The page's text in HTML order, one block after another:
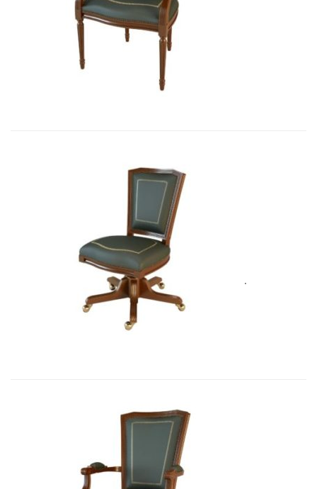
Art&Moble 01003 Кресло неподвиж...
3 411,87
Art&Moble 01005 Кресло вращающе...
3 562,00